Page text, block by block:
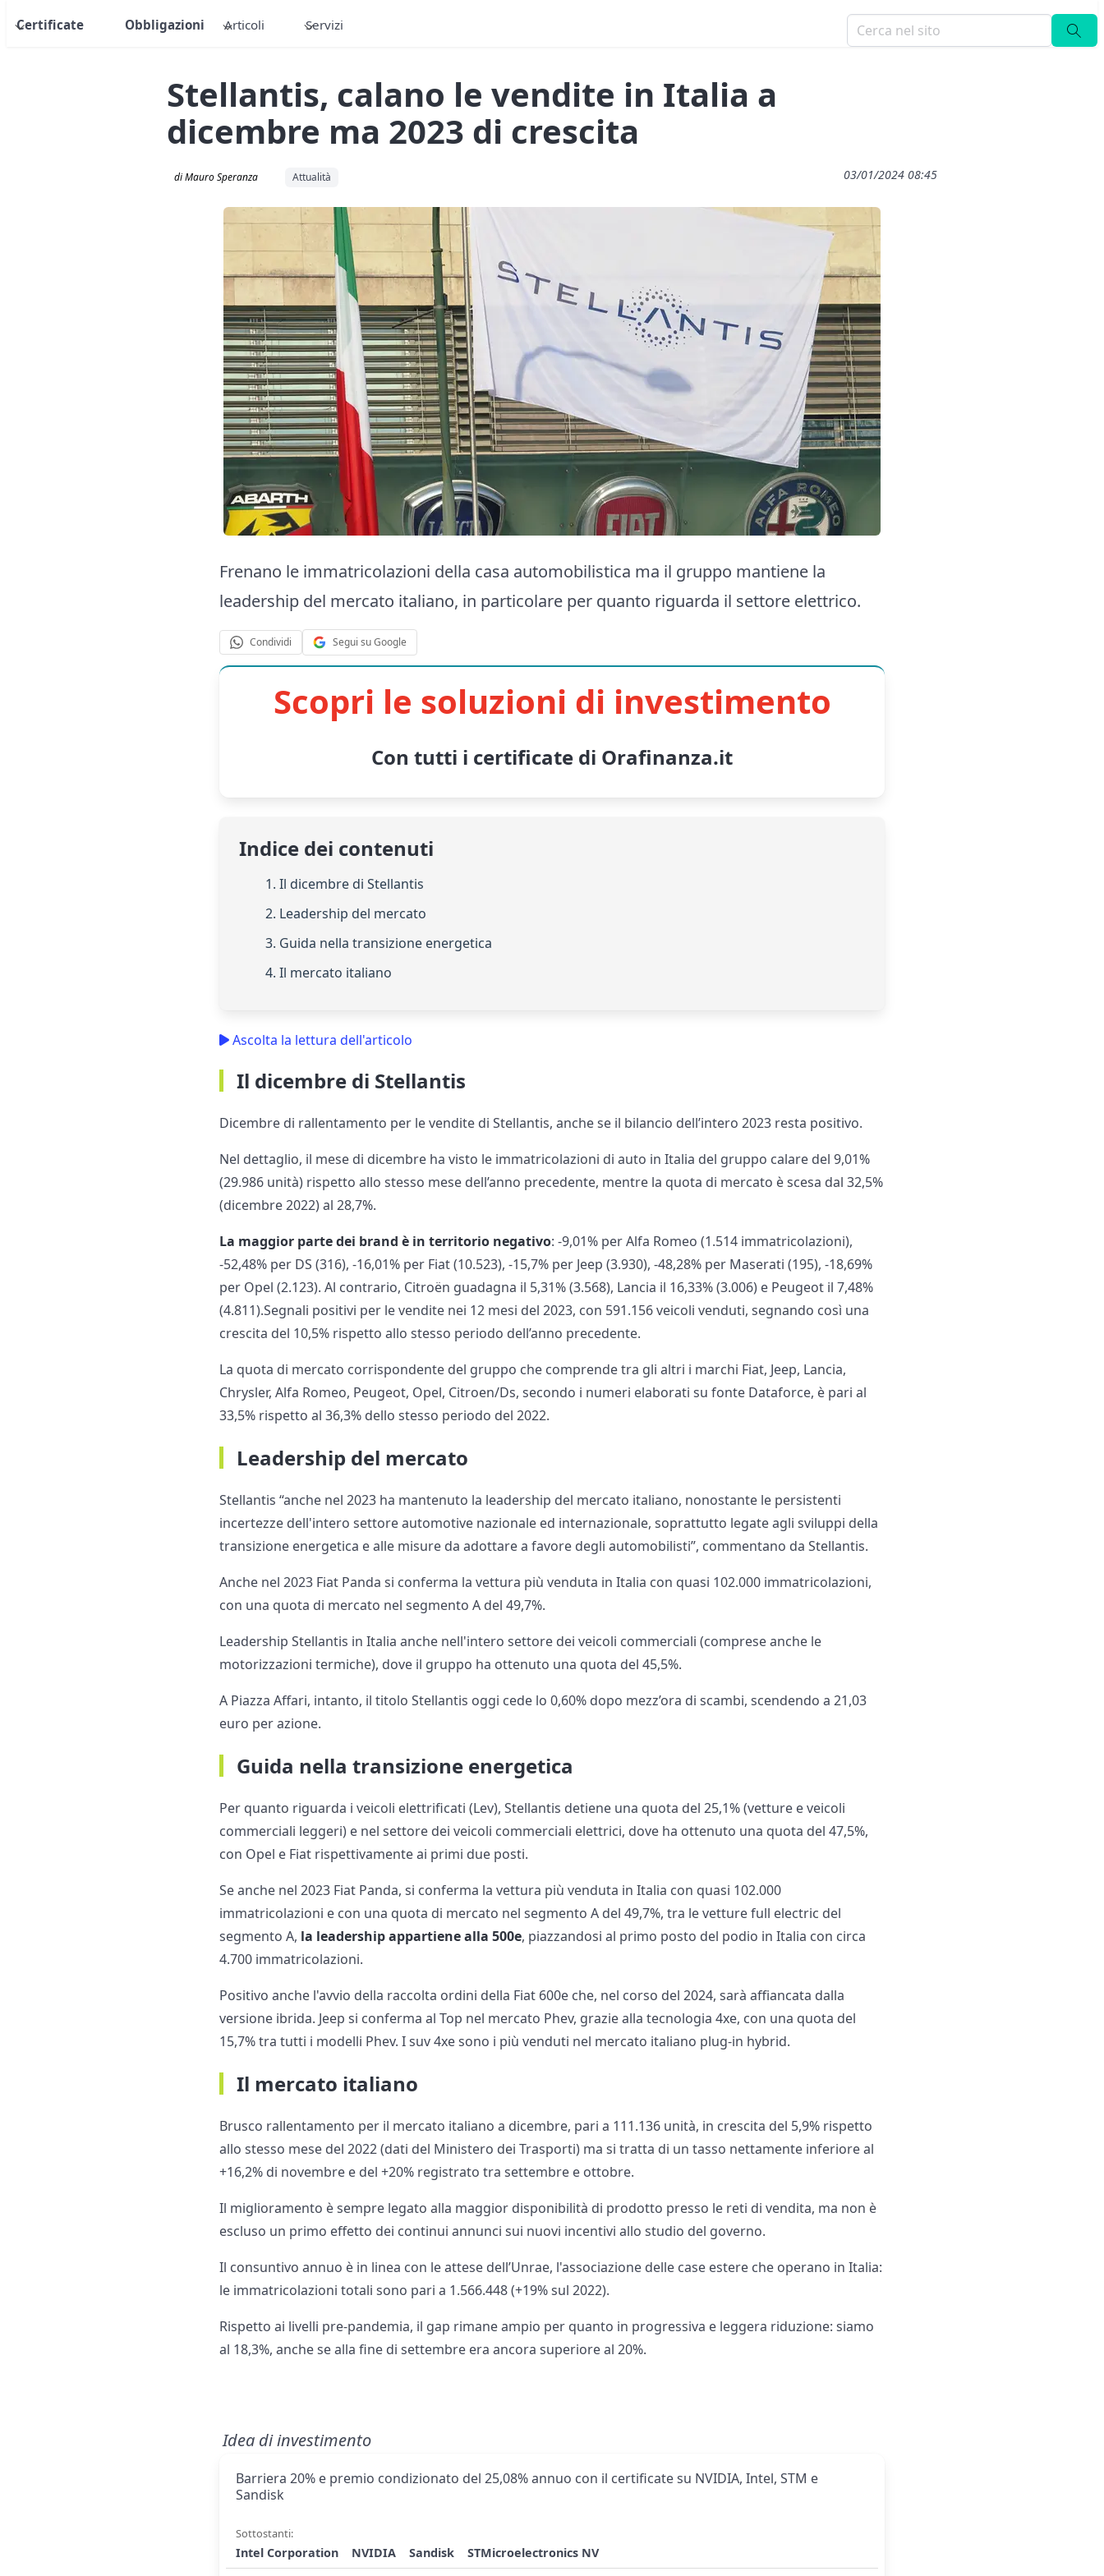
Certificate Obbligazioni Articoli Servizi
Stellantis, calano le vendite in Italia a
dicembre ma 2023 di crescita
di Mauro Speranza Attualità 03/01/2024 08:45
Frenano le immatricolazioni della casa automobilistica ma il gruppo mantiene la
leadership del mercato italiano, in particolare per quanto riguarda il settore elettrico.
Condividi Segui su Google
Scopri le soluzioni di investimento
Con tutti i certificate di Orafinanza.it
Indice dei contenuti
1. Il dicembre di Stellantis
2. Leadership del mercato
3. Guida nella transizione energetica
4. Il mercato italiano
Ascolta la lettura dell'articolo
Il dicembre di Stellantis
Dicembre di rallentamento per le vendite di Stellantis, anche se il bilancio dell’intero 2023 resta positivo.
Nel dettaglio, il mese di dicembre ha visto le immatricolazioni di auto in Italia del gruppo calare del 9,01%
(29.986 unità) rispetto allo stesso mese dell’anno precedente, mentre la quota di mercato è scesa dal 32,5%
(dicembre 2022) al 28,7%.
La maggior parte dei brand è in territorio negativo: -9,01% per Alfa Romeo (1.514 immatricolazioni),
-52,48% per DS (316), -16,01% per Fiat (10.523), -15,7% per Jeep (3.930), -48,28% per Maserati (195), -18,69%
per Opel (2.123). Al contrario, Citroën guadagna il 5,31% (3.568), Lancia il 16,33% (3.006) e Peugeot il 7,48%
(4.811).Segnali positivi per le vendite nei 12 mesi del 2023, con 591.156 veicoli venduti, segnando così una
crescita del 10,5% rispetto allo stesso periodo dell’anno precedente.
La quota di mercato corrispondente del gruppo che comprende tra gli altri i marchi Fiat, Jeep, Lancia,
Chrysler, Alfa Romeo, Peugeot, Opel, Citroen/Ds, secondo i numeri elaborati su fonte Dataforce, è pari al
33,5% rispetto al 36,3% dello stesso periodo del 2022.
Leadership del mercato
Stellantis “anche nel 2023 ha mantenuto la leadership del mercato italiano, nonostante le persistenti
incertezze dell'intero settore automotive nazionale ed internazionale, soprattutto legate agli sviluppi della
transizione energetica e alle misure da adottare a favore degli automobilisti”, commentano da Stellantis.
Anche nel 2023 Fiat Panda si conferma la vettura più venduta in Italia con quasi 102.000 immatricolazioni,
con una quota di mercato nel segmento A del 49,7%.
Leadership Stellantis in Italia anche nell'intero settore dei veicoli commerciali (comprese anche le
motorizzazioni termiche), dove il gruppo ha ottenuto una quota del 45,5%.
A Piazza Affari, intanto, il titolo Stellantis oggi cede lo 0,60% dopo mezz’ora di scambi, scendendo a 21,03
euro per azione.
Guida nella transizione energetica
Per quanto riguarda i veicoli elettrificati (Lev), Stellantis detiene una quota del 25,1% (vetture e veicoli
commerciali leggeri) e nel settore dei veicoli commerciali elettrici, dove ha ottenuto una quota del 47,5%,
con Opel e Fiat rispettivamente ai primi due posti.
Se anche nel 2023 Fiat Panda, si conferma la vettura più venduta in Italia con quasi 102.000
immatricolazioni e con una quota di mercato nel segmento A del 49,7%, tra le vetture full electric del
segmento A, la leadership appartiene alla 500e, piazzandosi al primo posto del podio in Italia con circa
4.700 immatricolazioni.
Positivo anche l'avvio della raccolta ordini della Fiat 600e che, nel corso del 2024, sarà affiancata dalla
versione ibrida. Jeep si conferma al Top nel mercato Phev, grazie alla tecnologia 4xe, con una quota del
15,7% tra tutti i modelli Phev. I suv 4xe sono i più venduti nel mercato italiano plug-in hybrid.
Il mercato italiano
Brusco rallentamento per il mercato italiano a dicembre, pari a 111.136 unità, in crescita del 5,9% rispetto
allo stesso mese del 2022 (dati del Ministero dei Trasporti) ma si tratta di un tasso nettamente inferiore al
+16,2% di novembre e del +20% registrato tra settembre e ottobre.
Il miglioramento è sempre legato alla maggior disponibilità di prodotto presso le reti di vendita, ma non è
escluso un primo effetto dei continui annunci sui nuovi incentivi allo studio del governo.
Il consuntivo annuo è in linea con le attese dell’Unrae, l'associazione delle case estere che operano in Italia:
le immatricolazioni totali sono pari a 1.566.448 (+19% sul 2022).
Rispetto ai livelli pre-pandemia, il gap rimane ampio per quanto in progressiva e leggera riduzione: siamo
al 18,3%, anche se alla fine di settembre era ancora superiore al 20%.
Idea di investimento
Barriera 20% e premio condizionato del 25,08% annuo con il certificate su NVIDIA, Intel, STM e
Sandisk
Sottostanti:
Intel Corporation NVIDIA Sandisk STMicroelectronics NV